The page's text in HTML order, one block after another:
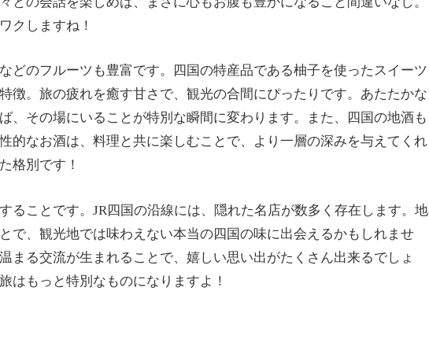
クしますね！
どのフルーツも豊富です。四国の特産品である柚子を使ったスイーツ
徴。旅の疲れを癒す甘さで、観光の合間にぴったりです。あたたかな
、その場にいることが特別な瞬間に変わります。また、四国の地酒も
的なお酒は、料理と共に楽しむことで、より一層の深みを与えてくれ
格別です！
ることです。JR四国の沿線には、隠れた名店が数多く存在します。地
で、観光地では味わえない本当の四国の味に出会えるかもしれませ
まる交流が生まれることで、嬉しい思い出がたくさん出来るでしょ
はもっと特別なものになりますよ！